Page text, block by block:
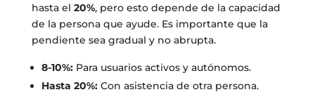
hasta el 20%, pero esto depende de la capacidad
de la persona que ayude. Es importante que la
pendiente sea gradual y no abrupta.
8-10%:Para usuarios activos y autónomos.
Hasta 20%:Con asistencia de otra persona.